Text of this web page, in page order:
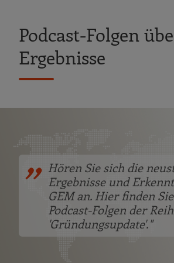
Podcast-Folgen
Ergebnisse
Hören Sie sich die
Ergebnisse und
GEM an. Hier finden
Podcast-Folgen der
'Gründungsupdate'."